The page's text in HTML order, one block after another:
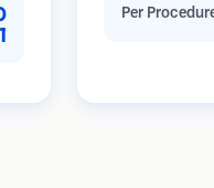
rasierten
Per